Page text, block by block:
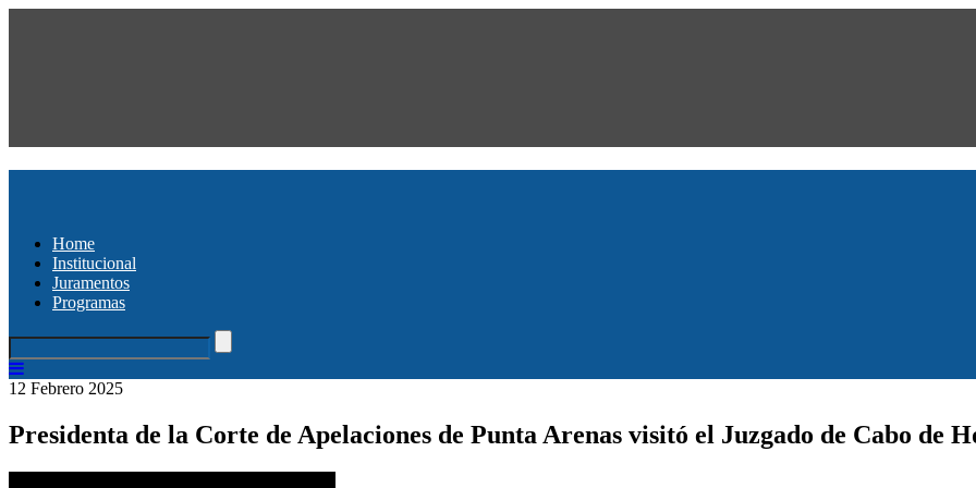
Home
Institucional
Juramentos
Programas
12 Febrero 2025
Presidenta de la Corte de Apelaciones de Punta Arenas visitó el Juzgado de Cabo de